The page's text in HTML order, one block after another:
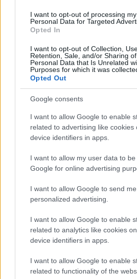
I want to opt-out of processing my
Personal Data for Targeted
Opted In
I want to opt-out of Collection,
Retention, Sale, and/or Sharing
Personal Data that Is Unrelated
Purposes for which it was
Opted Out
Google consents
I want to allow Google to enable
related to advertising like cookies
device identifiers in apps.
I want to allow my user data to
Google for online advertising
I want to allow Google to send me
personalized advertising.
I want to allow Google to enable
related to analytics like cookies
device identifiers in apps.
I want to allow Google to enable
related to functionality of the
Η Κρήνη πλημμύρισε παραμύθια
έναρξη του φεστιβάλ αφήγησης
Μικρές κόκκινες κουκκίδες στο